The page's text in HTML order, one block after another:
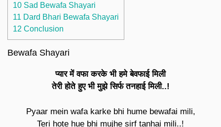
10 Sad Bewafa Shayari
11 Dard Bhari Bewafa Shayari
12 Conclusion
Bewafa Shayari
प्यार में वफा करके भी हमे बेवफाई मिली
तेरी होते हुए भी मुझे सिर्फ तनहाई मिली..!
Pyaar mein wafa karke bhi hume bewafai mili,
Teri hote hue bhi mujhe sirf tanhai mili..!